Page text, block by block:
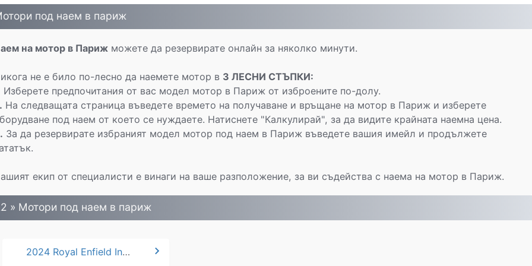
под наем в париж
на мотор в Парижможете да резервирате онлайн за няколко минути.
не е било по-лесно да наемете мотор в 3 ЛЕСНИ СТЪПКИ:
Изберете предпочитания от вас модел мотор в Париж от изброените по-долу.
На следващата страница въведете времето на получаване и връщане на мотор в Париж и изберете
под наем от което се нуждаете. Натиснете "Калкулирай", за да видите крайната наемна цена.
За да резервирате избраният модел мотор под наем в Париж въведете вашия имейл и продължете
екип от специалисти е винаги на ваше разположение, за ви съдейства с наема на мотор в Париж.
» Mотори под наем в париж
2024 Royal Enfield Interceptor 650 A2 chevron_right